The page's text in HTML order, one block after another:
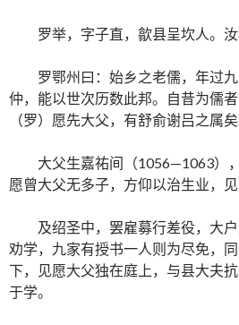
罗举，字子直，歙县呈坎人。汝
罗鄂州曰：始乡之老儒，年过
仲，能以世次历数此邦。自昔为儒
（罗）愿先大父，有舒俞谢吕之属
大父生嘉祐间（1056—1063）
愿曾大父无多子，方仰以治生业，
及绍圣中，罢雇募行差役，大
劝学，九家有授书一人则为尽免，
下，见愿大父独在庭上，与县大夫
于学。